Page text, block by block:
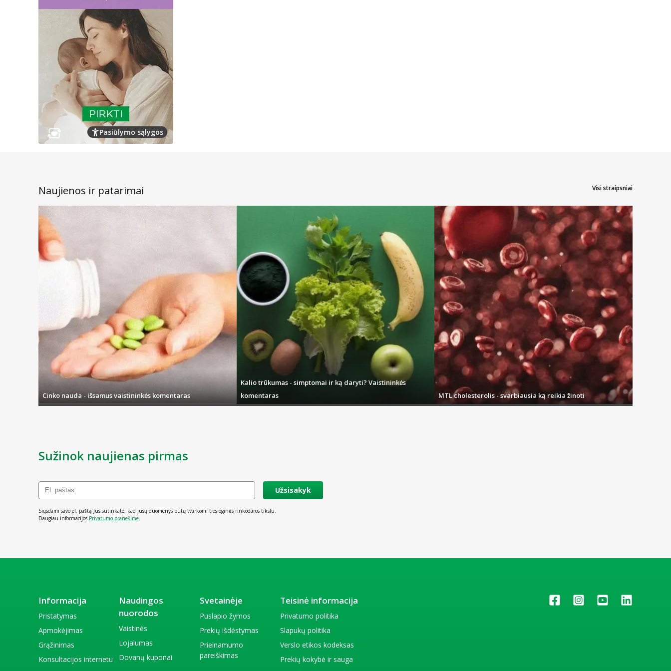
Pasiūlymo sąlygos
Naujienos ir patarimai Visi straipsniai
Cinko nauda - išsamus vaistininkės komentaras
Kalio trūkumas - simptomai ir ką daryti? Vaistininkės
komentaras
MTL cholesterolis - svarbiausia ką reikia žinoti
Sužinok naujienas pirmas
Užsisakyk
Siųsdami savo el. paštą Jūs sutinkate, kad jūsų duomenys būtų tvarkomi tiesioginės rinkodaros tikslu.
Daugiau informacijos Privatumo pranešime
Informacija
Pristatymas
Apmokėjimas
Grąžinimas
Konsultacijos internetu
Naudingos
nuorodos
Vaistinės
Lojalumas
Dovanų kuponai
Svetainėje
Puslapio žymos
Prekių išdėstymas
Prieinamumo
pareiškimas
Teisinė informacija
Privatumo politika
Slapukų politika
Verslo etikos kodeksas
Prekių kokybė ir sauga